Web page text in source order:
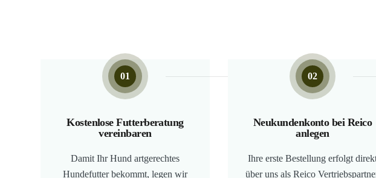
01
Kostenlose Futterberatung
vereinbaren
Damit Ihr Hund artgerechtes
Hundefutter bekommt, legen wir
02
Neukundenkonto bei Reico
anlegen
Ihre erste Bestellung erfolgt
über uns als Reico